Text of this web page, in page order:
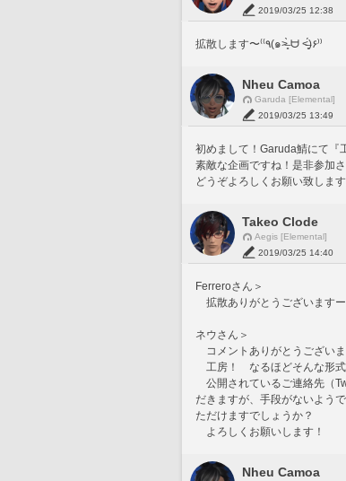
2019/03/25 12:38
Nheu Camoa
Garuda [Elemental]
2019/03/25 13:49
初めまして！Garuda鯖にて『
素敵な企画ですね！是非参加
どうぞよろしくお願い致します
Takeo Clode
Aegis [Elemental]
2019/03/25 14:40
Ferreroさん＞
拡散ありがとうございますー
ネウさん＞
コメントありがとうございま
工房！　なるほどそんな形式
公開されているご連絡先（
だきますが、手段がないよう
ただけますでしょうか？
よろしくお願いします！
Nheu Camoa